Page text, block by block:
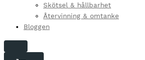
Skötsel & hållbarhet
Återvinning & omtanke
Bloggen